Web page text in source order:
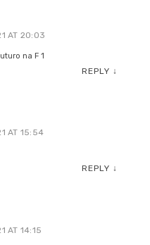
AT 20:03
na F 1
REPLY ↓
AT 15:54
REPLY ↓
AT 14:15